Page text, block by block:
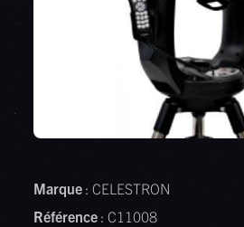
Marque : CELESTRON
Référence : C11008